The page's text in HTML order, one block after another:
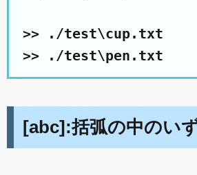
>> ./test\cup.txt
>> ./test\pen.txt
[abc]:括弧の中のい